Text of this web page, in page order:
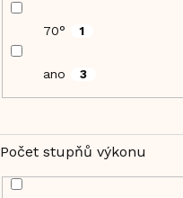
70° 1
ano 3
Počet stupňů výkonu